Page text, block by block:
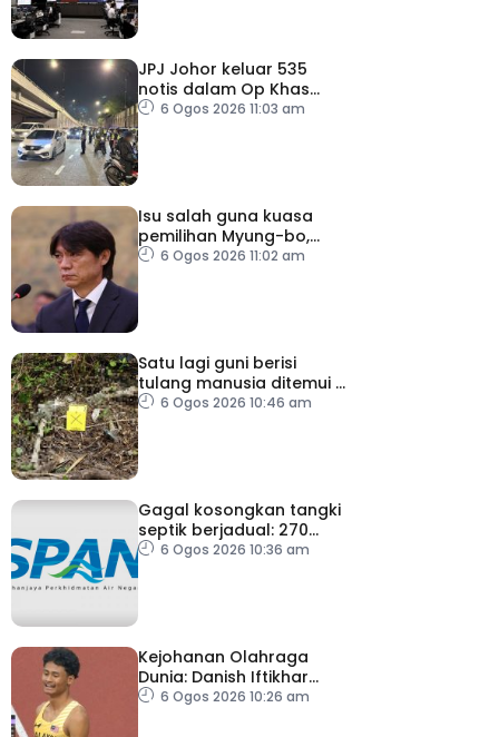
JPJ Johor keluar 535
notis dalam Op Khas
Teknikal, Lampu HID
6 Ogos 2026 11:03 am
Isu salah guna kuasa
pemilihan Myung-bo,
polis gempur pejabat KFA
6 Ogos 2026 11:02 am
Satu lagi guni berisi
tulang manusia ditemui di
Behor Mali, disiasat
6 Ogos 2026 10:46 am
Gagal kosongkan tangki
septik berjadual: 270
premis dikenakan notis
6 Ogos 2026 10:36 am
Kejohanan Olahraga
Dunia: Danish Iftikhar
cipta sejarah mara ke
6 Ogos 2026 10:26 am